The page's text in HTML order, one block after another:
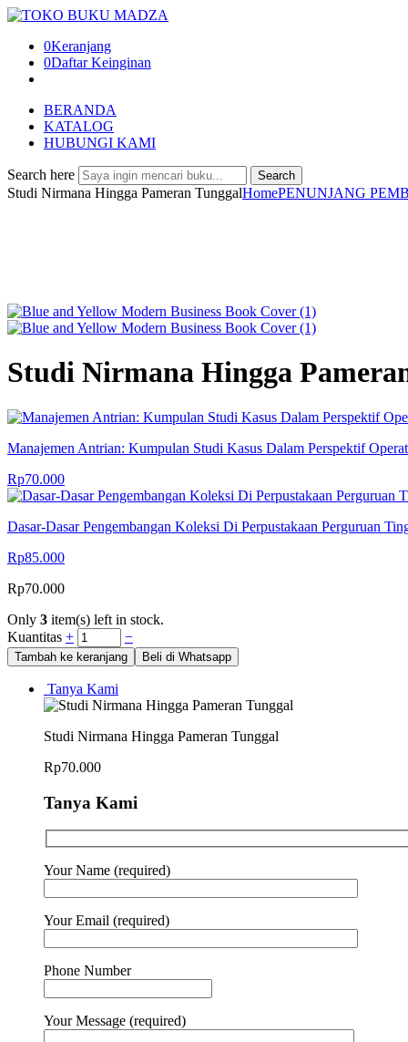
0Keranjang
0Daftar Keinginan
BERANDA
KATALOG
HUBUNGI KAMI
Search here Search
Studi Nirmana Hingga Pameran TunggalHomePENUNJANG
Studi Nirmana Hingga
Manajemen Antrian: Kumpulan Studi Kasus Dalam Perspektif
Rp70.000
Dasar-Dasar Pengembangan Koleksi Di Perpustakaan Perguruan
Rp85.000
Rp70.000
Only 3 item(s) left in stock.
Kuantitas + −
Tambah ke keranjang Beli di Whatsapp
Tanya Kami
Studi Nirmana Hingga Pameran Tunggal
Rp70.000
Tanya Kami
Your Name (required)
Your Email (required)
Phone Number
Your Message (required)